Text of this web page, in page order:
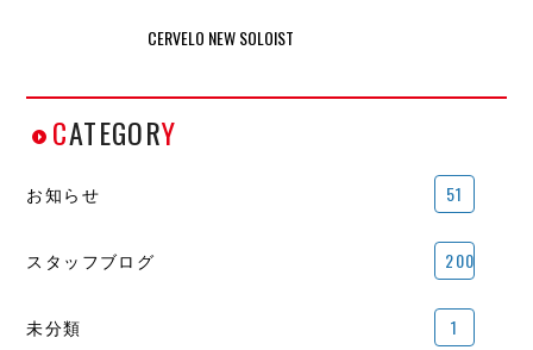
CERVELO NEW SOLOIST
CATEGORY
お知らせ 51
スタッフブログ 200
未分類 1